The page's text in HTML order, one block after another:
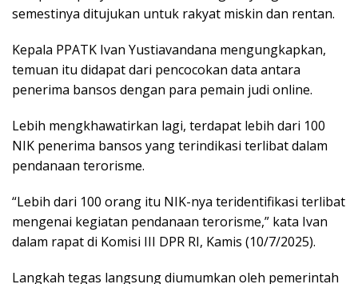
semestinya ditujukan untuk rakyat miskin dan rentan.
Kepala PPATK Ivan Yustiavandana mengungkapkan,
temuan itu didapat dari pencocokan data antara
penerima bansos dengan para pemain judi online.
Lebih mengkhawatirkan lagi, terdapat lebih dari 100
NIK penerima bansos yang terindikasi terlibat dalam
pendanaan terorisme.
“Lebih dari 100 orang itu NIK-nya teridentifikasi terlibat
mengenai kegiatan pendanaan terorisme,” kata Ivan
dalam rapat di Komisi III DPR RI, Kamis (10/7/2025).
Langkah tegas langsung diumumkan oleh pemerintah